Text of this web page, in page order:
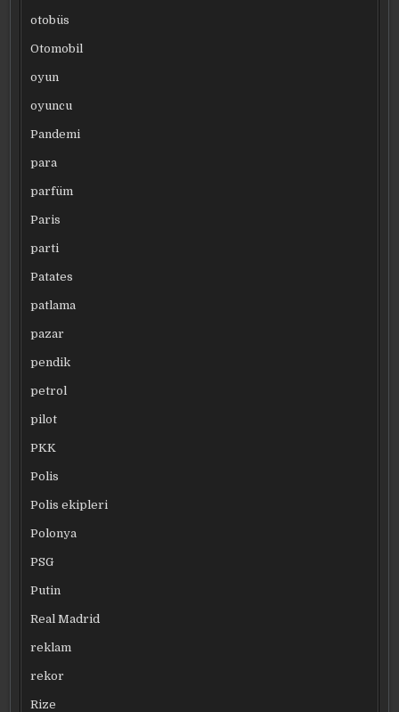
otobüs
Otomobil
oyun
oyuncu
Pandemi
para
parfüm
Paris
parti
Patates
patlama
pazar
pendik
petrol
pilot
PKK
Polis
Polis ekipleri
Polonya
PSG
Putin
Real Madrid
reklam
rekor
Rize